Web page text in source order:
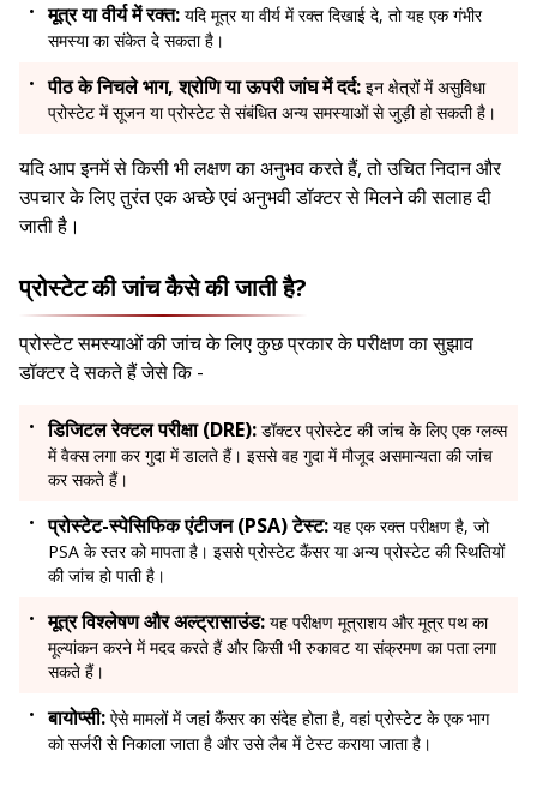
मूत्र या वीर्य में रक्त: यदि मूत्र या वीर्य में रक्त दिखाई दे, तो यह एक गंभीर
समस्या का संकेत दे सकता है।
पीठ के निचले भाग, श्रोणि या ऊपरी जांघ में दर्द: इन क्षेत्रों में असुविधा
प्रोस्टेट में सूजन या प्रोस्टेट से संबंधित अन्य समस्याओं से जुड़ी हो सकती है।
यदि आप इनमें से किसी भी लक्षण का अनुभव करते हैं, तो उचित निदान और
उपचार के लिए तुरंत एक अच्छे एवं अनुभवी डॉक्टर से मिलने की सलाह दी
जाती है।
प्रोस्टेट की जांच कैसे की जाती है?
प्रोस्टेट समस्याओं की जांच के लिए कुछ प्रकार के परीक्षण का सुझाव
डॉक्टर दे सकते हैं जेसे कि -
डिजिटल रेक्टल परीक्षा (DRE): डॉक्टर प्रोस्टेट की जांच के लिए एक ग्लव्स
में वैक्स लगा कर गुदा में डालते हैं। इससे वह गुदा में मौजूद असमान्यता की जांच
कर सकते हैं।
प्रोस्टेट-स्पेसिफिक एंटीजन (PSA) टेस्ट: यह एक रक्त परीक्षण है, जो
PSA के स्तर को मापता है। इससे प्रोस्टेट कैंसर या अन्य प्रोस्टेट की स्थितियों
की जांच हो पाती है।
मूत्र विश्लेषण और अल्ट्रासाउंड: यह परीक्षण मूत्राशय और मूत्र पथ का
मूल्यांकन करने में मदद करते हैं और किसी भी रुकावट या संक्रमण का पता लगा
सकते हैं।
बायोप्सी: ऐसे मामलों में जहां कैंसर का संदेह होता है, वहां प्रोस्टेट के एक भाग
को सर्जरी से निकाला जाता है और उसे लैब में टेस्ट कराया जाता है।